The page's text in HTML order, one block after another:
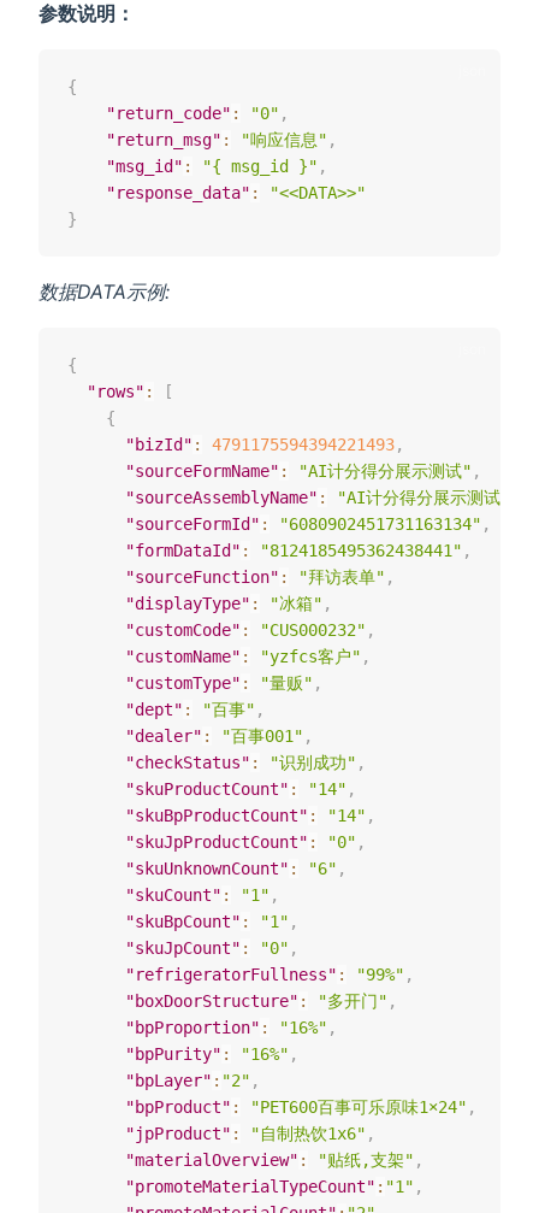
参数说明：
{
"return_code" : "0" ,
"return_msg" : "响应信息" ,
"msg_id" : "{ msg_id }" ,
"response_data" :
"<<DATA>>"
}
数据DATA示例:
{
"rows" :
[
{
"bizId" : 4791175594394221493,
"sourceFormName" : "AI计分得分展示测试" ,
"sourceAssemblyName" : "AI计分得分展示测试"
"sourceFormId" : "6080902451731163134" ,
"formDataId" : "8124185495362438441" ,
"sourceFunction" : "拜访表单" ,
"displayType" : "冰箱" ,
"customCode" : "CUS000232" ,
"customName" : "yzfcs客户" ,
"customType" : "量贩" ,
"dept" : "百事" ,
"dealer" : "百事001" ,
"checkStatus" : "识别成功" ,
"skuProductCount" : "14" ,
"skuBpProductCount" : "14" ,
"skuJpProductCount" : "0" ,
"skuUnknownCount" : "6" ,
"skuCount" : "1" ,
"skuBpCount" : "1" ,
"skuJpCount" : "0" ,
"refrigeratorFullness" : "99%" ,
"boxDoorStructure" : "多开门" ,
"bpProportion" : "16%" ,
"bpPurity" : "16%" ,
"bpLayer" : "2" ,
"bpProduct" : "PET600百事可乐原味1×24" ,
"jpProduct" : "自制热饮1x6" ,
"materialOverview" : "贴纸,支架" ,
"promoteMaterialTypeCount" : "1" ,